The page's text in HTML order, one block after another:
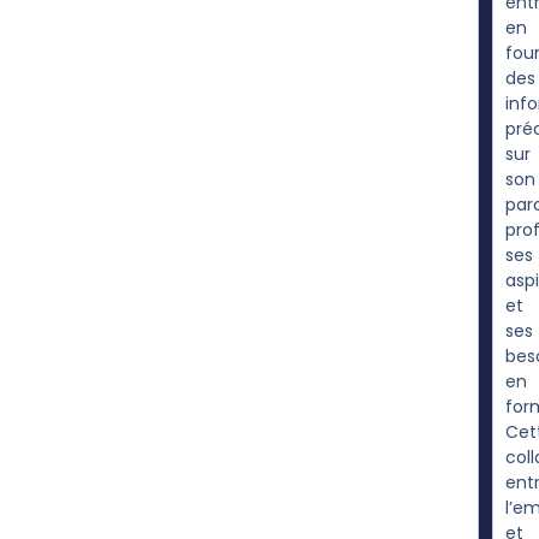
en
des
sur
son
ses
et
ses
en
et